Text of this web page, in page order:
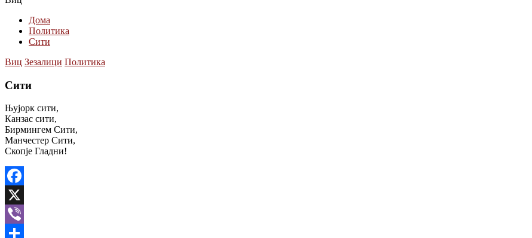
Дома
Политика
Сити
Виц Зезалици Политика
Сити
Њујорк сити,
Канзас сити,
Бирмингем Сити,
Манчестер Сити,
Скопје Гладни!
Facebook
X
Viber